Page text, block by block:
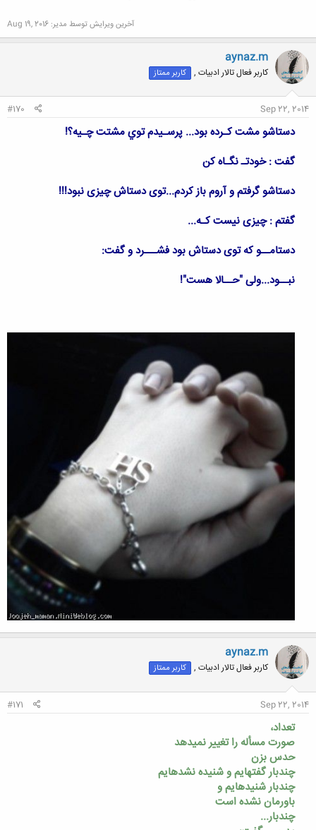
آخرین ویرایش توسط مدیر: Aug 19, 2016
aynaz.m
کاربر فعال تالار ادبیات , کاربر ممتاز
Sep 22, 2014
#170
دستاشو مشت کـرده بود... پرسـیدم توي مشتت چـیه؟!
گفت : خودتـ نگـاه کن
دستاشو گرفتم و آروم باز کردم...توی دستاش چیزی نبود!!!
گفتم : چیزی نیست کـه...
دستامــو که توی دستاش بود فشـــرد و گفت:
نبــود...ولی "حــالا هست"!
aynaz.m
کاربر فعال تالار ادبیات , کاربر ممتاز
Sep 22, 2014
#171
تعداد،
صورت مسأله را تغییر نمی­دهد
حدس بزن
چندبار گفته­ایم و شنیده نشده­ایم
چندبار شنیده­ایم و
باورمان نشده است
چندبار...